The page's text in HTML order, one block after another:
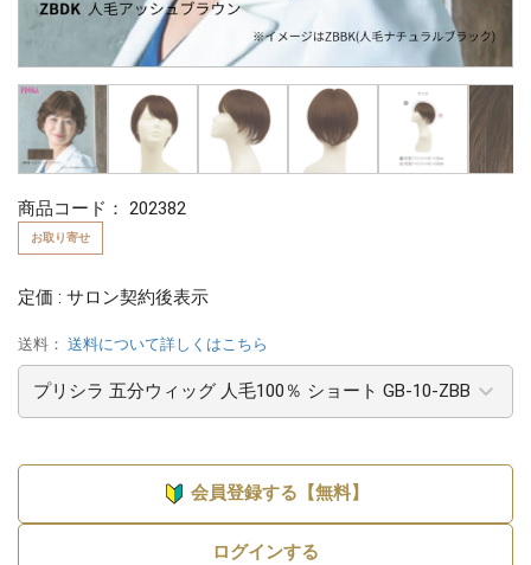
商品コード： 202382
お取り寄せ
定価 : サロン契約後表示
送料： 送料について詳しくはこちら
会員登録する【無料】
ログインする